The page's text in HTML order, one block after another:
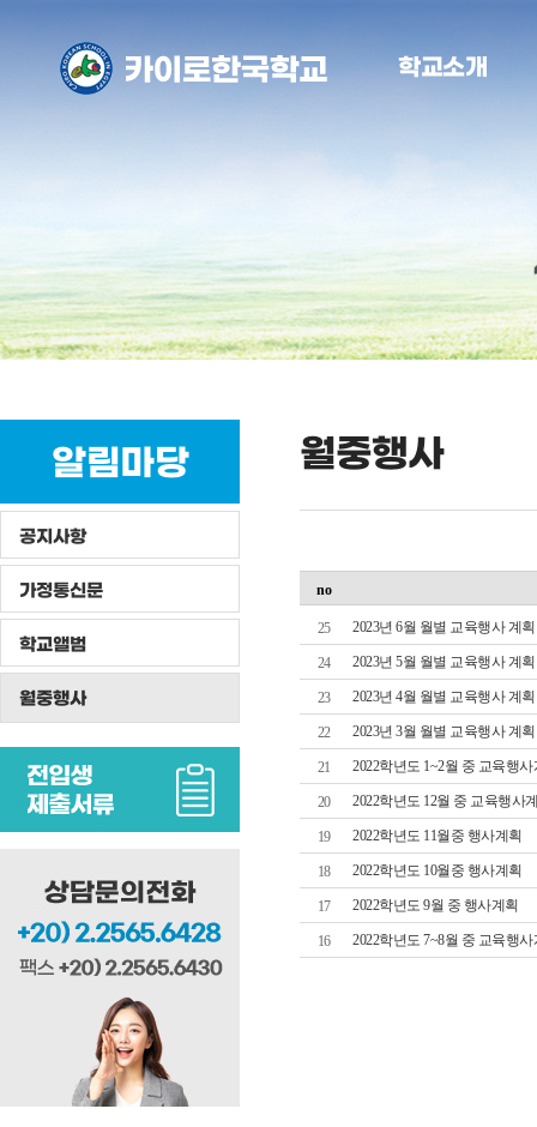
학교소개
알림마당
공지사항
가정통신문
학교앨범
월중행사
월중행사
no
25 2023년 6월 월별 교육행사 계획
24 2023년 5월 월별 교육행사 계획
23 2023년 4월 월별 교육행사 계획
22 2023년 3월 월별 교육행사 계획
21 2022학년도 1~2월 중 교육행사
20 2022학년도 12월 중 교육행사
19 2022학년도 11월중 행사계획
18 2022학년도 10월중 행사계획
17 2022학년도 9월 중 행사계획
16 2022학년도 7~8월 중 교육행사